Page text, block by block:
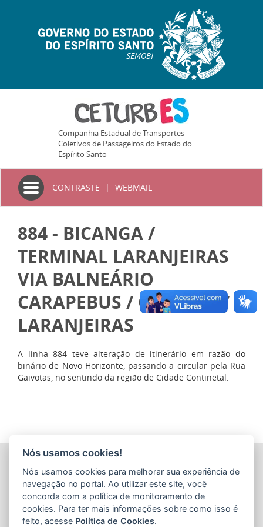
SEMOBI
Companhia Estadual de Transportes
Coletivos de Passageiros do Estado do
Espírito Santo
Toggle
navigation
CONTRASTE | WEBMAIL
884 - BICANGA /
TERMINAL LARANJEIRAS
VIA BALNEÁRIO
CARAPEBUS / OCEANIA /
LARANJEIRAS
A linha 884 teve alteração de itinerário em razão do
binário de Novo Horizonte, passando a circular pela Rua
Gaivotas, no sentindo da região de Cidade Continetal.
COMPANHIA ESTADUAL DE TRANSPORTES COLETIVOS DE
PASSAGEIROS DO ESTADO DO ESPÍRITO SANTO
(CETURB/ES)
Av. Jerônimo Monteiro, 96 - Ed. Aureliano Hoffmann, 5º, 6º
e 7º Andares - Centro
CEP: 29010-002 - Vitória / ES
Nós usamos cookies!
Nós usamos cookies para melhorar sua experiência de
navegação no portal. Ao utilizar este site, você
concorda com a política de monitoramento de
cookies. Para ter mais informações sobre como isso é
feito, acesse Política de Cookies.